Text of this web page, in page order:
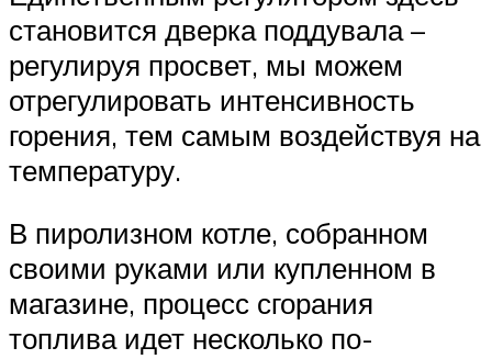
становится дверка поддувала –
регулируя просвет, мы можем
отрегулировать интенсивность
горения, тем самым воздействуя на
температуру.
В пиролизном котле, собранном
своими руками или купленном в
магазине, процесс сгорания
топлива идет несколько по-